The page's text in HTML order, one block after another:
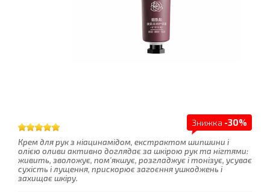
Знижка -30%
Крем для рук з ніацинамідом, екстрактом шипшини і
олією оливи активно доглядає за шкірою рук та нігтями:
живить, зволожує, пом'якшує, розгладжує і тонізує, усуває
сухість і лущення, прискорює загоєння ушкоджень і
захищає шкіру.